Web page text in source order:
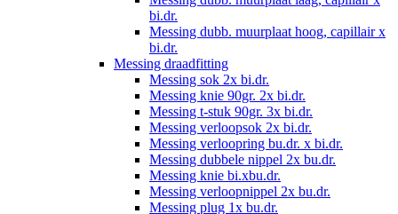
bi.dr.
Messing dubb. muurplaat hoog, capillair x
bi.dr.
Messing draadfitting
Messing sok 2x bi.dr.
Messing knie 90gr. 2x bi.dr.
Messing t-stuk 90gr. 3x bi.dr.
Messing verloopsok 2x bi.dr.
Messing verloopring bu.dr. x bi.dr.
Messing dubbele nippel 2x bu.dr.
Messing knie bi.xbu.dr.
Messing verloopnippel 2x bu.dr.
Messing plug 1x bu.dr.